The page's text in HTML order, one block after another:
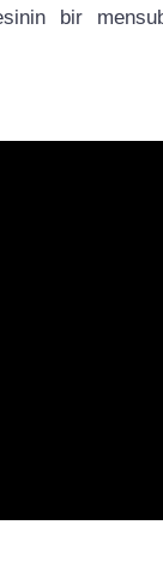
bir